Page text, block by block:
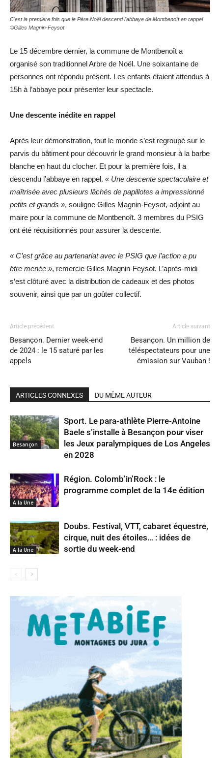
C'est la première fois que le Père Noël descend l'abbaye de Montbenoît en rappel
©Gilles Magnin-Feysot
Le 15 décembre dernier, la commune de Montbenoît a
organisé son traditionnel Arbre de Noël. Une soixantaine de
personnes ont répondu présent. Les enfants étaient attendus à
15h à l’abbaye pour présenter leur spectacle.
Une descente inédite en rappel
Après leur démonstration, tout le monde s’est regroupé sur le
parvis du bâtiment pour découvrir le grand monsieur à la barbe
blanche en haut du clocher. Et pour la première fois, il a
descendu l’abbaye en rappel. « Une descente spectaculaire et
maîtrisée avec plusieurs lâchés de papillotes a impressionné
petits et grands », souligne Gilles Magnin-Feysot, adjoint au
maire pour la commune de Montbenoît. 3 membres du PSIG
ont été réquisitionnés pour assurer la descente.
« C’est grâce au partenariat avec le PSIG que l’action a pu
être menée », remercie Gilles Magnin-Feysot. L’après-midi
s’est clôturé avec la distribution de cadeaux et des photos
souvenir, ainsi que par un goûter collectif.
Article précédent
Besançon. Dernier week-end
de 2024 : le 15 saturé par les
appels
Article suivant
Besançon. Un million de
téléspectateurs pour une
émission sur Vauban !
ARTICLES CONNEXES DU MÊME AUTEUR
Besançon
Sport. Le para-athlète Pierre-Antoine
Baele s’installe à Besançon pour viser
les Jeux paralympiques de Los Angeles
en 2028
A la Une
Région. Colomb’in’Rock : le
programme complet de la 14e édition
A la Une
Doubs. Festival, VTT, cabaret équestre,
cirque, nuit des étoiles… : idées de
sortie du week-end